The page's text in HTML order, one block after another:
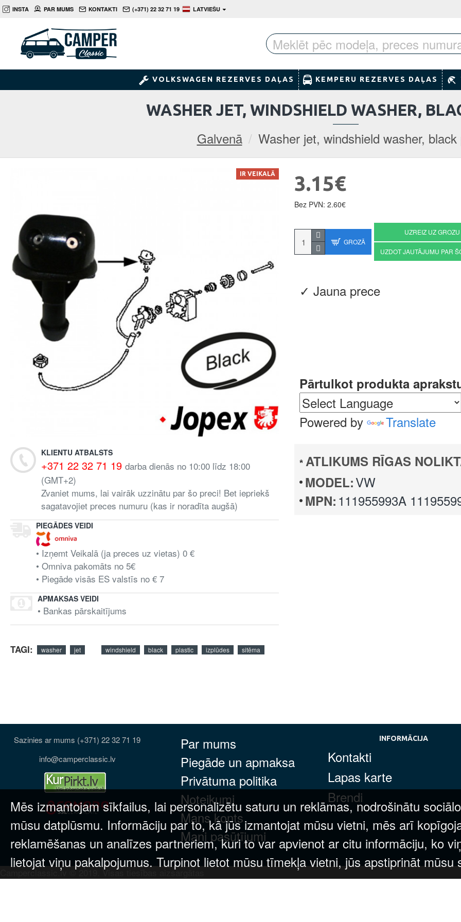
INSTA PAR MUMS KONTAKTI (+371) 22 32 71 19 LATVIEŠU
VOLKSWAGEN REZERVES DAĻAS KEMPERU REZERVES DAĻAS
Galvenā Washer jet, windshield washer,
WASHER JET, WINDSHIELD WASHER,
IR VEIKALĀ
PIEGĀDES VEIDI
• Izņemt Veikalā (ja preces uz vietas) 0 €
• Omniva pakomāts no 5€
• Piegāde visās ES valstīs no € 7
KLIENTU ATBALSTS
+371 22 32 71 19 darba dienās no 10:00 līdz 18:00
(GMT+2)
Zvaniet mums, lai vairāk uzzinātu par šo preci! Bet iepriekš
sagatavojiet preces numuru (kas ir noradīta augšā)
APMAKSAS VEIDI
• Bankas pārskaitījums
✓ Jauna prece
Pārtulkot produkta
Powered by Translate
ATLIKUMS RĪGAS
MODEL:VW
MPN: 111955993A
3.15€
Bez PVN: 2.60€
GROZĀ
UZREIZ UZ GROZU
UZDOT JAUTĀJUMU PAR
TAGI: washer jet windshield black plastic izplūdes sitēma
Sazinies ar mums (+371) 22 32 71 19
info@camperclassic.lv
Par mums
Piegāde un apmaksa
Privātuma politika
Noteikumi
Mans konts
Mani pasūtījumi
INFORMĀCIJA
Kontakti
Lapas karte
Brendi
Camperclassic.lv © 2019. Visas tiesības aizsargātas
Mēs izmantojam sīkfailus, lai personalizētu saturu un reklāmas, nodrošinātu
mūsu datplūsmu. Informāciju par to, kā jūs izmantojat mūsu vietni, mēs arī
reklamēšanas un analīzes partneriem, kuri to var apvienot ar citu informāciju, ko
lietojat viņu pakalpojumus. Turpinot lietot mūsu tīmekļa vietni, jūs apstiprināt mūsu